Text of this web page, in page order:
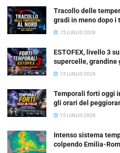
Tracollo delle
gradi in meno dopo i
15 LUGLIO 2026
ESTOFEX, livello 3
supercelle,
15 LUGLIO 2026
Temporali forti oggi
gli orari del
15 LUGLIO 2026
Intenso sistema
colpendo Emilia-